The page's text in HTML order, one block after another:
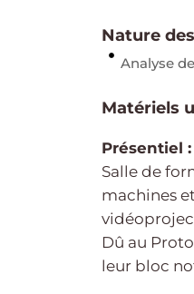
Nature
Analyse
Matériels
Présentiel :
Salle de
machines
Dû au
leur bloc